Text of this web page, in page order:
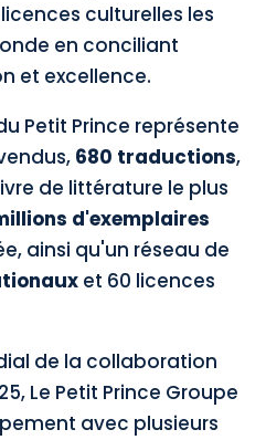
culturelles les
en conciliant
et excellence.
Petit Prince représente
680 traductions,
de littérature le plus
d'exemplaires
ainsi qu'un réseau de
et 60 licences
de la collaboration
Le Petit Prince Groupe
avec plusieurs